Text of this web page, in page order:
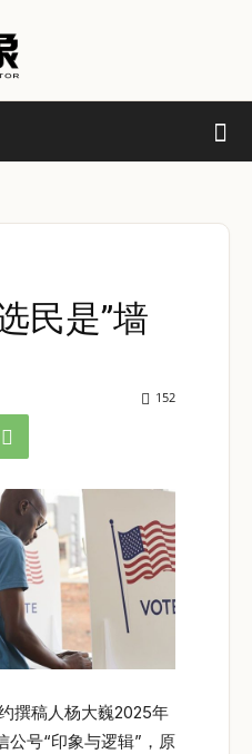
民是”墙
152
撰稿人杨大巍2025年
公号“印象与逻辑”，原